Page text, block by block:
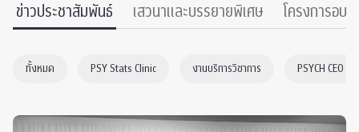
ข่าวประชาสัมพันธ์ เสวนาและบรรยายพิเศษ โครงการอบร
ทั้งหมด PSY Stats Clinic งานบริการวิชาการ PSYCH CEO